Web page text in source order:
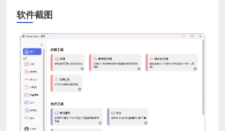
软件截图